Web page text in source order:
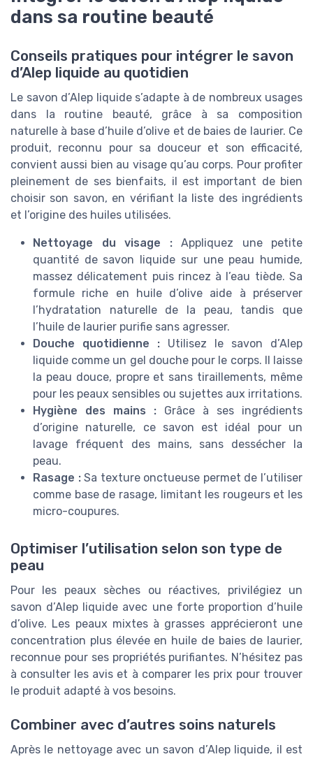
dans sa routine beauté
Conseils pratiques pour intégrer le savon
d’Alep liquide au quotidien
Le savon d’Alep liquide s’adapte à de nombreux usages
dans la routine beauté, grâce à sa composition
naturelle à base d’huile d’olive et de baies de laurier. Ce
produit, reconnu pour sa douceur et son efficacité,
convient aussi bien au visage qu’au corps. Pour profiter
pleinement de ses bienfaits, il est important de bien
choisir son savon, en vérifiant la liste des ingrédients
et l’origine des huiles utilisées.
Nettoyage du visage :Appliquez une petite
quantité de savon liquide sur une peau humide,
massez délicatement puis rincez à l’eau tiède. Sa
formule riche en huile d’olive aide à préserver
l’hydratation naturelle de la peau, tandis que
l’huile de laurier purifie sans agresser.
Douche quotidienne : Utilisez le savon d’Alep
liquide comme un gel douche pour le corps. Il laisse
la peau douce, propre et sans tiraillements, même
pour les peaux sensibles ou sujettes aux irritations.
Hygiène des mains : Grâce à ses ingrédients
d’origine naturelle, ce savon est idéal pour un
lavage fréquent des mains, sans dessécher la
peau.
Rasage :Sa texture onctueuse permet de l’utiliser
comme base de rasage, limitant les rougeurs et les
micro-coupures.
Optimiser l’utilisation selon son type de
peau
Pour les peaux sèches ou réactives, privilégiez un
savon d’Alep liquide avec une forte proportion d’huile
d’olive. Les peaux mixtes à grasses apprécieront une
concentration plus élevée en huile de baies de laurier,
reconnue pour ses propriétés purifiantes. N’hésitez pas
à consulter les avis et à comparer les prix pour trouver
le produit adapté à vos besoins.
Combiner avec d’autres soins naturels
Après le nettoyage avec un savon d’Alep liquide, il est